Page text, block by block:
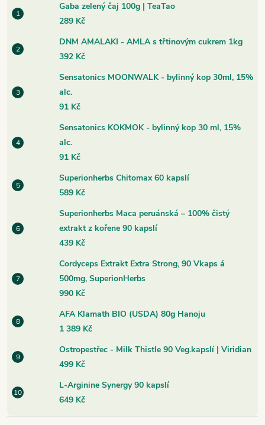
Gaba zelený čaj 100g | TeaTao
289 Kč
DNM AMALAKI - AMLA s třtinovým cukrem 1kg
392 Kč
Sensatonics MOONWALK - bylinný kop 30ml, 15%
alc.
91 Kč
Sensatonics KOKMOK - bylinný kop 30 ml, 15%
alc.
91 Kč
Superionherbs Chitomax 60 kapslí
589 Kč
Superionherbs Maca peruánská – 100% čistý
extrakt z kořene 90 kapslí
439 Kč
Cordyceps Extrakt Extra Strong, 90 Vkaps á
500mg, SuperionHerbs
990 Kč
AFA Klamath BIO (USDA) 80g Hanoju
1 389 Kč
Ostropestřec - Milk Thistle 90 Veg.kapslí | Viridian
499 Kč
L-Arginine Synergy 90 kapslí
649 Kč